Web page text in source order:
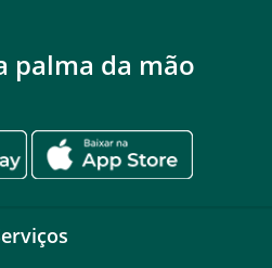
palma da mão